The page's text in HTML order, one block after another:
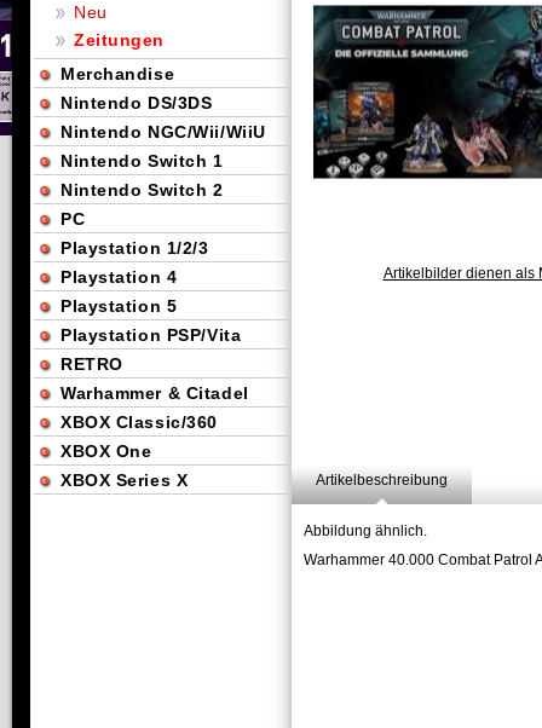
Artikelbilder dienen als
Artikelbeschreibung
Abbildung ähnlich.
Warhammer 40.000 Combat Patrol
Neu
Zeitungen
Merchandise
Nintendo DS/3DS
Nintendo NGC/Wii/WiiU
Nintendo Switch 1
Nintendo Switch 2
PC
Playstation 1/2/3
Playstation 4
Playstation 5
Playstation PSP/Vita
RETRO
Warhammer & Citadel
XBOX Classic/360
XBOX One
XBOX Series X